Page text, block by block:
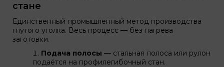
стане
Единственный промышленный метод производства
гнутого уголка. Весь процесс — без нагрева
заготовки.
Подача полосы — стальная полоса или рулон
подаётся на профилегибочный стан.